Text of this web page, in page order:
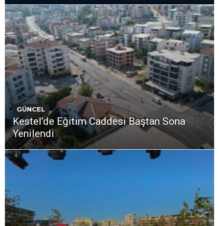
GÜNCEL
Kestel’de Eğitim Caddesi Baştan Sona
Yenilendi